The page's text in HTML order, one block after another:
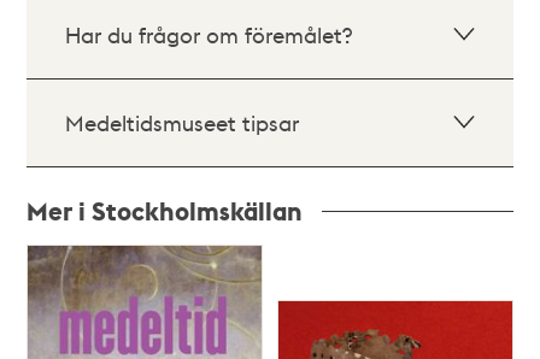
Har du frågor om föremålet?
Medeltidsmuseet tipsar
Mer i Stockholmskällan
Relaterade
poster
och
teman